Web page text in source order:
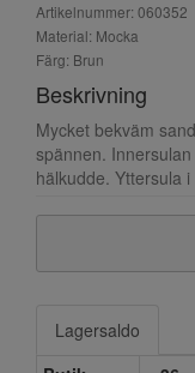
Artikelnummer: 060352
Material: Mocka
Färg: Brun
Beskrivning
Mycket bekväm
spännen.
hälkudde. Yttersula
Lagersaldo